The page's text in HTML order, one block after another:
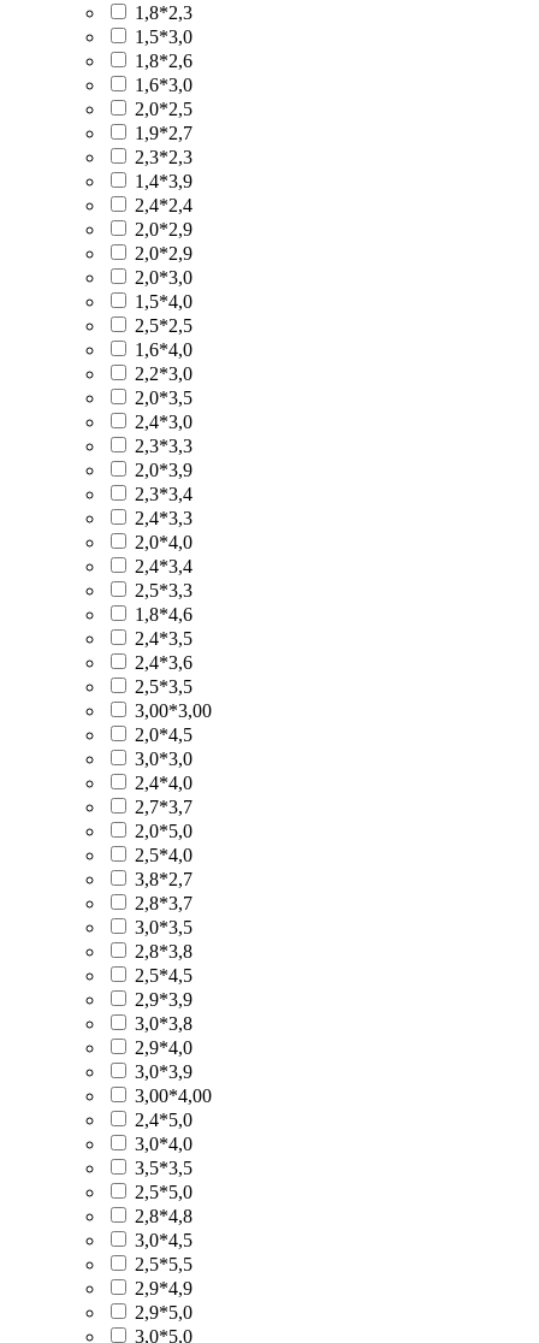
1,8*2,3
1,5*3,0
1,8*2,6
1,6*3,0
2,0*2,5
1,9*2,7
2,3*2,3
1,4*3,9
2,4*2,4
2,0*2,9
2,0*2,9
2,0*3,0
1,5*4,0
2,5*2,5
1,6*4,0
2,2*3,0
2,0*3,5
2,4*3,0
2,3*3,3
2,0*3,9
2,3*3,4
2,4*3,3
2,0*4,0
2,4*3,4
2,5*3,3
1,8*4,6
2,4*3,5
2,4*3,6
2,5*3,5
3,00*3,00
2,0*4,5
3,0*3,0
2,4*4,0
2,7*3,7
2,0*5,0
2,5*4,0
3,8*2,7
2,8*3,7
3,0*3,5
2,8*3,8
2,5*4,5
2,9*3,9
3,0*3,8
2,9*4,0
3,0*3,9
3,00*4,00
2,4*5,0
3,0*4,0
3,5*3,5
2,5*5,0
2,8*4,8
3,0*4,5
2,5*5,5
2,9*4,9
2,9*5,0
3,0*5,0